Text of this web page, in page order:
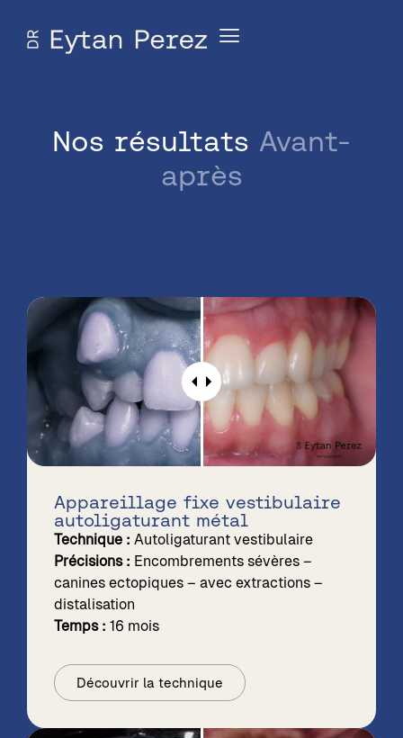
Nos résultats Avant-
après
Appareillage fixe vestibulaire
autoligaturant métal
Technique : Autoligaturant vestibulaire
Précisions : Encombrements sévères –
canines ectopiques – avec extractions –
distalisation
Temps : 16 mois
Découvrir la technique